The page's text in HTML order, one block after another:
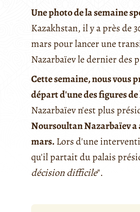
Une photo de la semaine
Kazakhstan, il y a près de
mars pour lancer une
Nazarbaïev le dernier des
Cette semaine, nous vous
départ d'une des figures
Nazarbaïev n'est plus
Noursoultan Nazarbaïev a
mars.Lors d'une
qu'il partait du palais
décision difficile".